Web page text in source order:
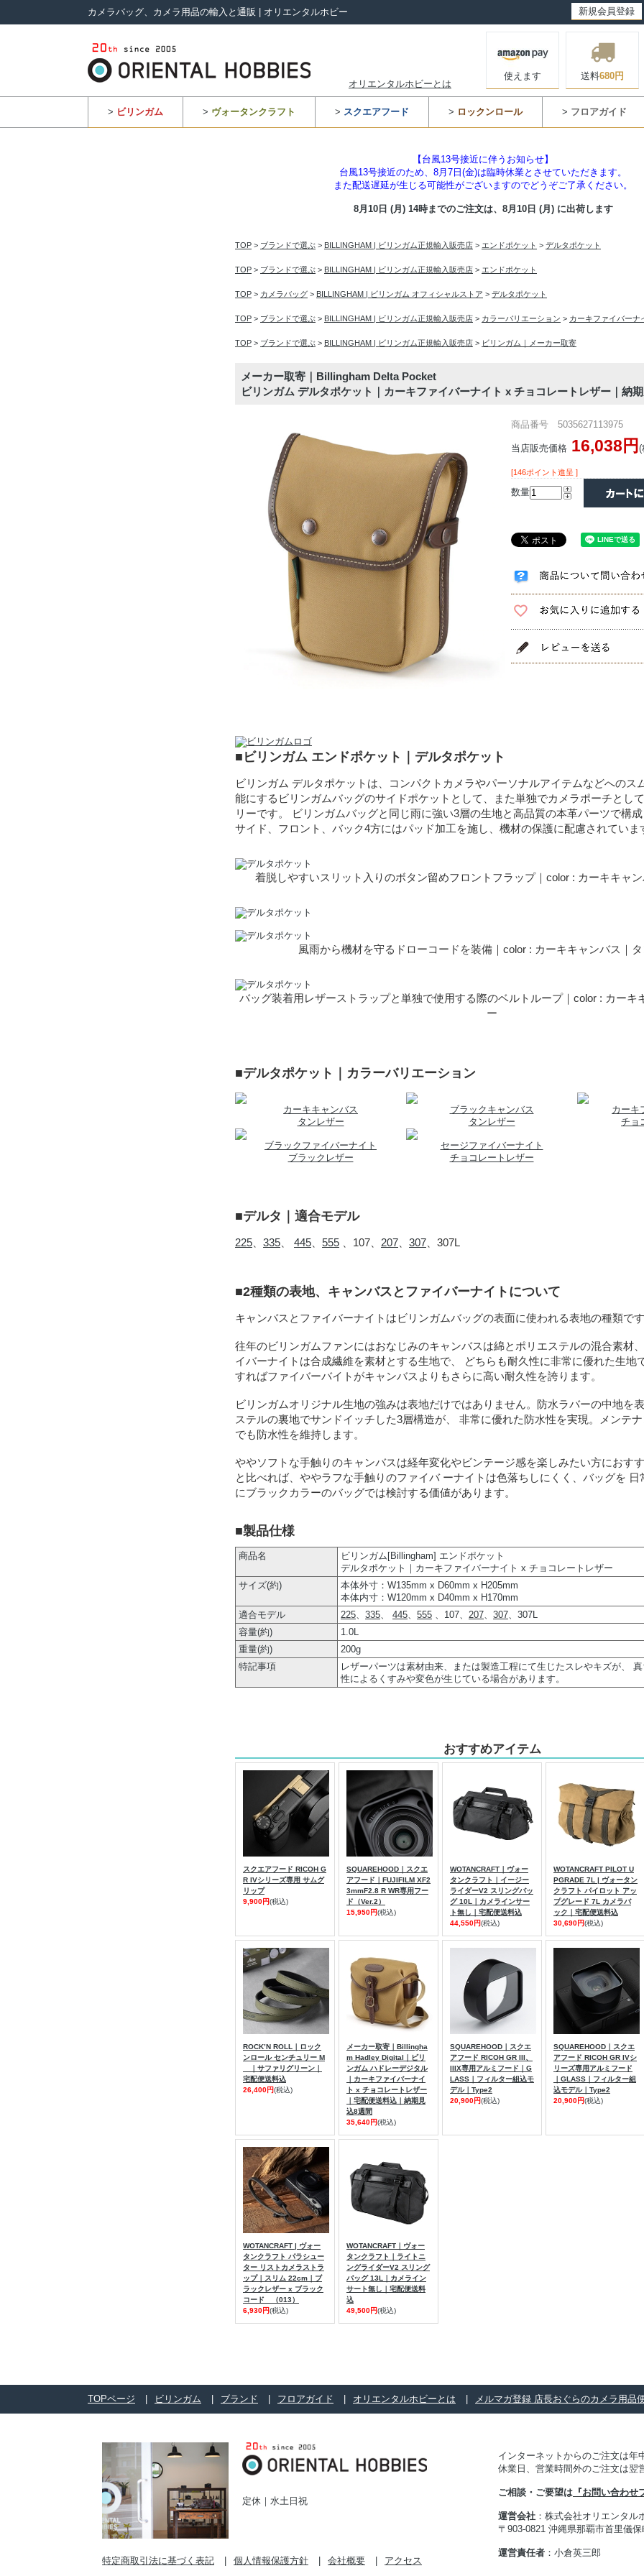
カメラバッグ、カメラ用品の輸入と通販 | オリエンタルホビー 新規会員登録
オリエンタルホビーとは
使えます 送料680円
> ビリンガム > ヴォータンクラフト > スクエアフード > ロックンロール > フロアガイド
【台風13号接近に伴うお知らせ】
台風13号接近のため、8月7日(金)は臨時休業とさせていただきます。
また配送遅延が生じる可能性がございますのでどうぞご了承ください。
8月10日 (月) 14時までのご注文は、 8月10日 (月) に出荷します
TOP > ブランドで選ぶ > BILLINGHAM | ビリンガム正規輸入販売店 > エンドポケット > デルタポケット
TOP > ブランドで選ぶ > BILLINGHAM | ビリンガム正規輸入販売店 > エンドポケット
TOP > カメラバッグ > BILLINGHAM | ビリンガム オフィシャルストア > デルタポケット
TOP > ブランドで選ぶ > BILLINGHAM | ビリンガム正規輸入販売店 > カラーバリエーション > カーキファイバーナ
TOP > ブランドで選ぶ > BILLINGHAM | ビリンガム正規輸入販売店 > ビリンガム｜メーカー取寄
メーカー取寄｜Billingham Delta Pocket
ビリンガム デルタポケット｜カーキファイバーナイト x チョコレートレザー｜納
商品番号 5035627113975
当店販売価格 16,038円(
[146ポイント進呈 ]
数量
■ビリンガム エンドポケット｜デルタポケット
ビリンガム デルタポケットは、コンパクトカメラやパーソナルアイテムなどへのス
能にするビリンガムバッグのサイドポケットとして、また単独でカメラポーチとし
リーです。 ビリンガムバッグと同じ雨に強い3層の生地と高品質の本革パーツで構成
サイド、フロント、バック4方にはパッド加工を施し、機材の保護に配慮されていま
着脱しやすいスリット入りのボタン留めフロントフラップ｜color : カーキキャ
風雨から機材を守るドローコードを装備｜color : カーキキャンバス｜
バッグ装着用レザーストラップと単独で使用する際のベルトループ｜color : カーキ
ー
■デルタポケット｜カラーバリエーション
カーキキャンバス
タンレザー
ブラックキャンバス
タンレザー
カーキ
チョ
ブラックファイバーナイト
ブラックレザー
セージファイバーナイト
チョコレートレザー
■デルタ｜適合モデル
225 335 445 555 、107、 207 307 、307L
■2種類の表地、キャンバスとファイバーナイトについて
キャンバスとファイバーナイトはビリンガムバッグの表面に使われる表地の種類です
往年のビリンガムファンにはおなじみのキャンバスは綿とポリエステルの混合素材
イバーナイトは合成繊維を素材とする生地で、 どちらも耐久性に非常に優れた生地
すればファイバーバイトがキャンバスよりもさらに高い耐久性を誇ります。
ビリンガムオリジナル生地の強みは表地だけではありません。防水ラバーの中地を
ステルの裏地でサンドイッチした3層構造が、 非常に優れた防水性を実現。メンテ
でも防水性を維持します。
ややソフトな手触りのキャンバスは経年変化やビンテージ感を楽しみたい方におす
と比べれば、ややラフな手触りのファイバ ーナイトは色落ちしにくく、バッグを
にブラックカラーのバッグでは検討する価値があります。
■製品仕様
商品名
ビリンガム[Billingham] エンドポケット
デルタポケット｜カーキファイバーナイト x チョコレートレザー
サイズ(約)
本体外寸：W135mm x D60mm x H205mm
本体内寸：W120mm x D40mm x H170mm
適合モデル
225、 335、 445、 555 、107、 207、 307、307L
容量(約)
1.0L
重量(約)
200g
特記事項
レザーパーツは素材由来、または製造工程にて生じたスレやキズが、
性によるくすみや変色が生じている場合があります。
おすすめアイテム
スクエアフード RICOH G
R IVシリーズ専用 サムグ
リップ
9,900円(税込)
SQUAREHOOD｜スクエ
アフード｜FUJIFILM XF2
3mmF2.8 R WR専用フー
ド（Ver.2）
15,950円(税込)
WOTANCRAFT｜ヴォー
タンクラフト｜イージー
ライダーV2 スリングバッ
グ 10L｜カメラインサー
ト無し｜宅配便送料込
44,550円(税込)
WOTANCRAFT PILOT U
PGRADE 7L | ヴォータン
クラフト パイロット アッ
プグレード 7L カメラバ
ック｜宅配便送料込
30,690円(税込)
ROCK’N ROLL｜ロック
ンロール センチュリー M
｜サファリグリーン｜
宅配便送料込
26,400円(税込)
メーカー取寄｜Billingha
m Hadley Digital｜ビリ
ンガム ハドレーデジタル
｜カーキファイバーナイ
ト x チョコレートレザー
｜宅配便送料込｜納期見
込8週間
35,640円(税込)
SQUAREHOOD｜スクエ
アフード RICOH GR III、
IIIX専用アルミフード｜G
LASS｜フィルター組込モ
デル｜Type2
20,900円(税込)
SQUAREHOOD｜スクエ
アフード RICOH GR IVシ
リーズ専用アルミフード
｜GLASS｜フィルター組
込モデル｜Type2
20,900円(税込)
WOTANCRAFT | ヴォー
タンクラフト パラシュー
ター リストカメラストラ
ップ｜スリム 22cm｜ブ
ラックレザー x ブラック
コード （013）
6,930円(税込)
WOTANCRAFT｜ヴォー
タンクラフト｜ライトニ
ングライダーV2 スリング
バッグ 13L｜カメライン
サート無し｜宅配便送料
込
49,500円(税込)
TOPページ ビリンガム ブランド フロアガイド オリエンタルホビーとは メルマガ登録 店長おぐらのカメラ用品
定休｜水土日祝
特定商取引法に基づく表記 個人情報保護方針 会社概要 アクセス
インターネットからのご注文は年
休業日、営業時間外のご注文は翌
ご相談・ご要望は 『お問い合わせ
運営会社 ：株式会社オリエンタル
〒903-0821 沖縄県那覇市首里儀保
運営責任者 ：小倉英三郎